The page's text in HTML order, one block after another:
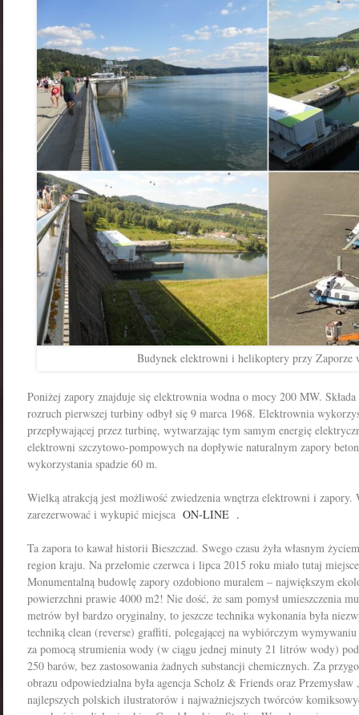
Budynek elektrowni i helikoptery przy Zaporze
Poniżej zapory znajduje się elektrownia wodna o mocy 200 MW.
rozruch pierwszej turbiny odbył się 9 marca 1968. Elektrownia
przepływającej przez turbinę, wytwarzając tym samym energię
elektrowni szczytowo-pompowych na dopływie naturalnym zapory
wykorzystania spadzie 60 m.
Wielką atrakcją jest możliwość zwiedzenia wnętrza elektrowni i
zarezerwować i wykupić miejsca ON-LINE .
Ta zapora to kawał historii Bieszczad. Swego czasu żyła własnym
region kraju. Na przełomie czerwca i lipca 2015 roku miało tutaj
Monumentalną budowlę zapory ozdobiono muralem – największym
powierzchni prawie 4000 m2! Nie dość, że sam pomysł umieszczenia
metrów był bardzo oryginalny, to jeszcze technika wykonania była
techniką clean (reverse) graffiti, polegającej na wybiórczym
za pomocą strumienia wody (w ciągu jednej minuty 21 litrów wody)
250 barów, bez zastosowania żadnych substancji chemicznych. Za
obrazu odpowiedzialna była agencja Scholz & Friends oraz
najlepszych polskich ilustratorów i najważniejszych twórców